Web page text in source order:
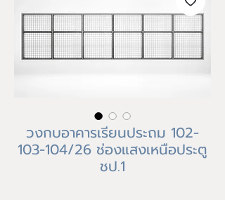
วงกบอาคารเรียนประถม 102-
103-104/26 ช่องแสงเหนือประตู
ชป.1